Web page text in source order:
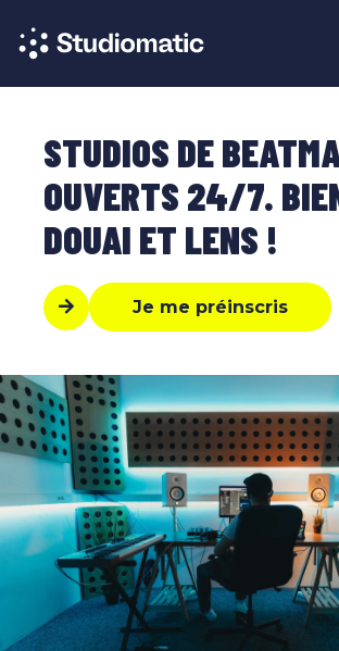
STUDIOS DE
OUVERTS 24/7.
DOUAI ET LENS !
Je me préinscris